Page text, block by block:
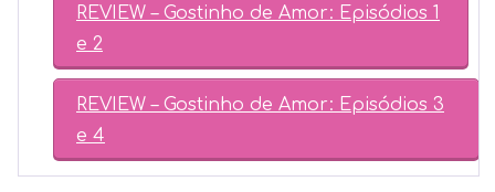
REVIEW – Gostinho de Amor: Episódios 1
e 2
REVIEW – Gostinho de Amor: Episódios 3
e 4